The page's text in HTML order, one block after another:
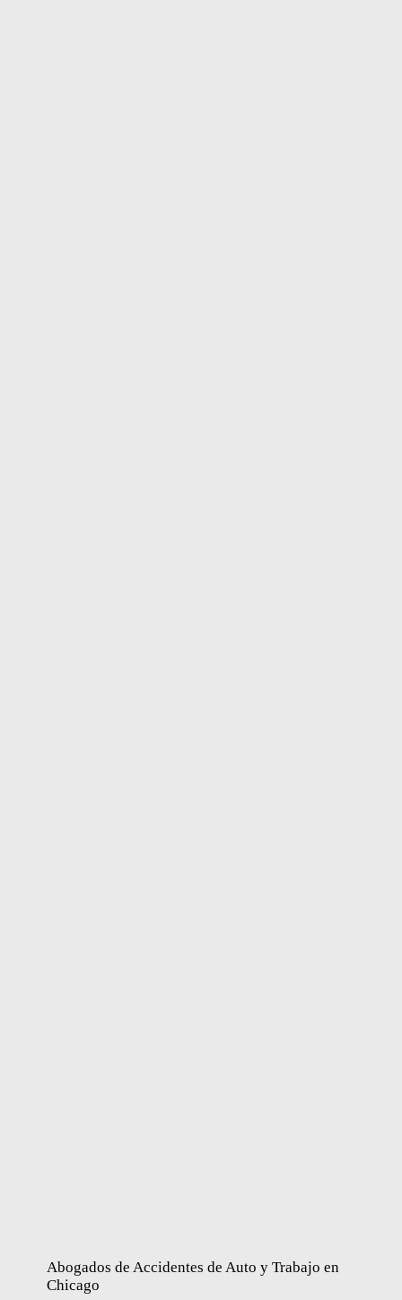
Abogados de Accidentes de Auto y Trabajo en
Chicago